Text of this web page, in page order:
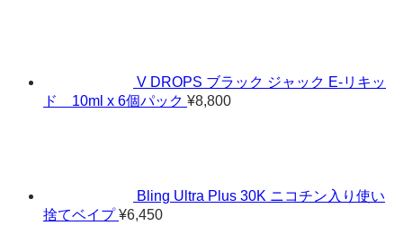
V DROPS ブラック ジャック E-リキッ
ド 10ml x 6個パック ¥8,800
Bling Ultra Plus 30K ニコチン入り使い
捨てベイプ ¥6,450